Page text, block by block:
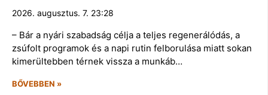
2026. augusztus. 7. 23:28
– Bár a nyári szabadság célja a teljes regenerálódás, a
zsúfolt programok és a napi rutin felborulása miatt sokan
kimerültebben térnek vissza a munkáb…
BŐVEBBEN »